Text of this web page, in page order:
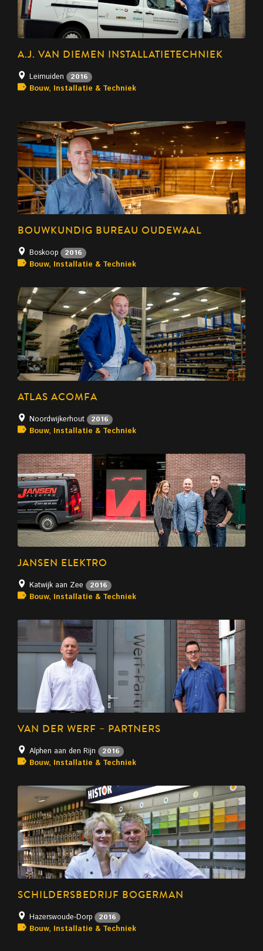
A.J. VAN DIEMEN INSTALLATIETECHNIEK
Leimuiden 2016
Bouw, Installatie & Techniek
BOUWKUNDIG BUREAU OUDEWAAL
Boskoop 2016
Bouw, Installatie & Techniek
ATLAS ACOMFA
Noordwijkerhout 2016
Bouw, Installatie & Techniek
JANSEN ELEKTRO
Katwijk aan Zee 2016
Bouw, Installatie & Techniek
VAN DER WERF – PARTNERS
Alphen aan den Rijn 2016
Bouw, Installatie & Techniek
SCHILDERSBEDRIJF BOGERMAN
Hazerswoude-Dorp 2016
Bouw, Installatie & Techniek